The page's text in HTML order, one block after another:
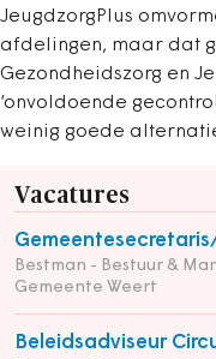
JeugdzorgPlus
afdelingen, maar dat
Gezondheidszorg en
‘onvoldoende
weinig goede
Vacatures
Bestman - Bestuur &
Gemeente Weert
Beleidsadviseur